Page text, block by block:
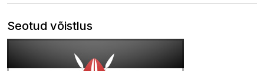
Seotud võistlus